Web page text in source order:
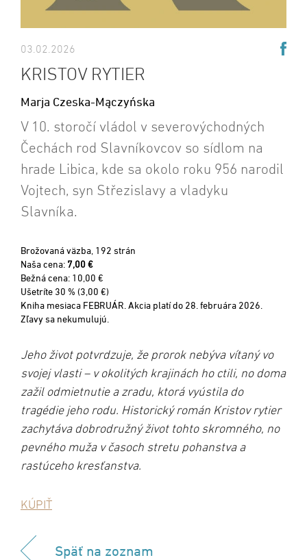
03.02.2026
KRISTOV RYTIER
Marja Czeska-Mączyńska
V 10. storočí vládol v severovýchodných
Čechách rod Slavníkovcov so sídlom na
hrade Libica, kde sa okolo roku 956 narodil
Vojtech, syn Střezislavy a vladyku
Slavníka.
Brožovaná väzba, 192 strán
Naša cena: 7,00 €
Bežná cena: 10,00 €
Ušetríte 30 % (3,00 €)
Kniha mesiaca FEBRUÁR. Akcia platí do 28. februára 2026.
Zľavy sa nekumulujú.
Jeho život potvrdzuje, že prorok nebýva vítaný vo
svojej vlasti – v okolitých krajinách ho ctili, no doma
zažil odmietnutie a zradu, ktorá vyústila do
tragédie jeho rodu. Historický román Kristov rytier
zachytáva dobrodružný život tohto skromného, no
pevného muža v časoch stretu pohanstva a
rastúceho kresťanstva.
KÚPIŤ
Späť na zoznam